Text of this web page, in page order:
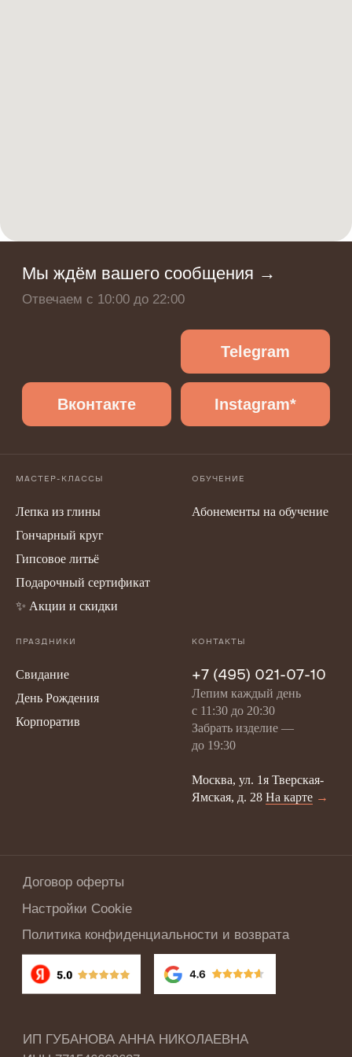
МАСТЕР-КЛАССЫ
Лепка из глины
Гончарный круг
Гипсовое литьё
Подарочный сертификат
✨ Акции и скидки
ОБУЧЕНИЕ
Абонементы на обучение
ПРАЗДНИКИ
Свидание
День Рождения
Корпоратив
КОНТАКТЫ
+7 (495) 021-07-10
Лепим каждый день
с 11:30 до 20:30
Забрать изделие —
до 19:30
Москва, ул. 1я Тверская-
Ямская, д. 28 На карте →